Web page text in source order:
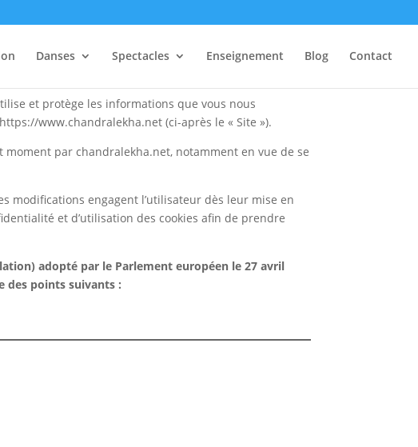
Danses Spectacles Enseignement Blog Contact
et protège les informations que vous nous
www.chandralekha.net (ci-après le « Site »).
par chandralekha.net, notamment en vue de se
modifications engagent l’utilisateur dès leur mise en
et d’utilisation des cookies afin de prendre
adopté par le Parlement européen le 27 avril
des points suivants :